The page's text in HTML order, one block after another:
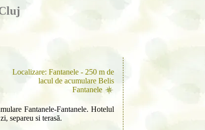
Localizare: Fantanele - 250 m de
lacul de acumulare Belis
Fantanele
Fantanele-Fantanele. Hotelul
separeu si terasă.